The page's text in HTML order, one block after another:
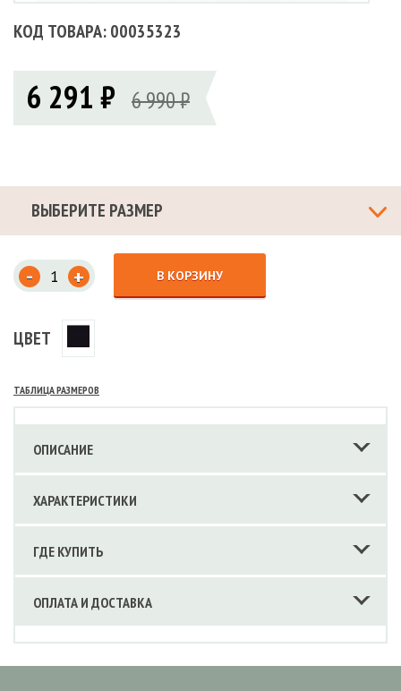
КОД ТОВАРА: 00035323
6 291 ₽ 6 990 ₽
ВЫБЕРИТЕ РАЗМЕР
- + В КОРЗИНУ
ЦВЕТ
ТАБЛИЦА РАЗМЕРОВ
ОПИСАНИЕ
ХАРАКТЕРИСТИКИ
ГДЕ КУПИТЬ
ОПЛАТА И ДОСТАВКА